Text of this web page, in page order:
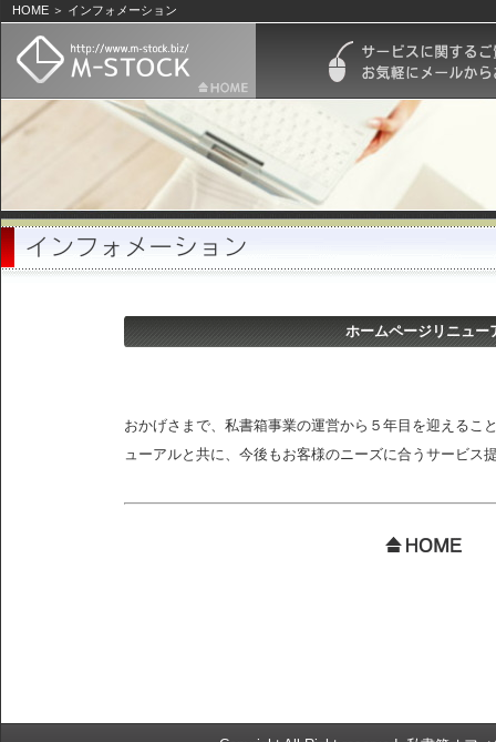
HOME ＞ インフォメーション
ホームページリニュー
おかげさまで、私書箱事業の運営から５年目を迎えるこ
ューアルと共に、今後もお客様のニーズに合うサービス